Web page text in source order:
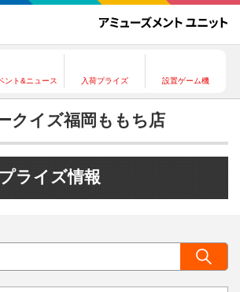
ント&ニュース 入荷プライズ 設置ゲーム機
クイズ福岡ももち店
ライズ情報